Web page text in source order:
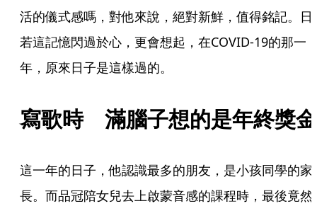
活的儀式感嗎，對他來說，絕對新鮮，值得銘記。日
若這記憶閃過於心，更會想起，在COVID-19的那一
年，原來日子是這樣過的。
寫歌時　滿腦子想的是年終獎金
這一年的日子，他認識最多的朋友，是小孩同學的家
長。而品冠陪女兒去上啟蒙音感的課程時，最後竟然